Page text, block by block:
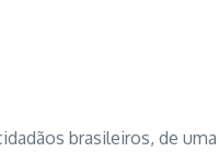
brasileiros, de